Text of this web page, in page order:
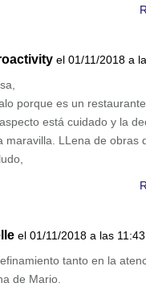
el 01/11/2018 a
porque es un
está cuidado y la
maravilla. LLena de obras
el 01/11/2018 a las 11:43
tanto en la
de Mario.